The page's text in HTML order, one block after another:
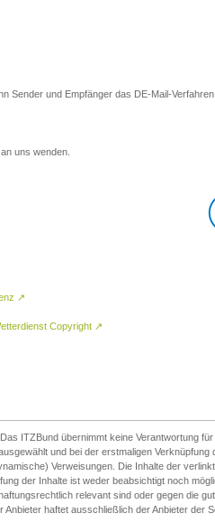
Sender und Empfänger das DE-Mail-
an uns wenden.
↗
Copyright ↗
ITZBund übernimmt keine Verantwortung
und bei der erstmaligen Verknüpfung
Verweisungen. Die Inhalte der
der Inhalte ist weder beabsichtigt noch
relevant sind oder gegen die
haftet ausschließlich der Anbieter der